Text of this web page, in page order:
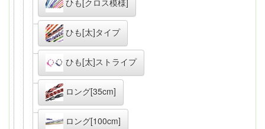
ひも[太]タイプ
ひも[太]ストライプ
ロング[35cm]
ロング[100cm]